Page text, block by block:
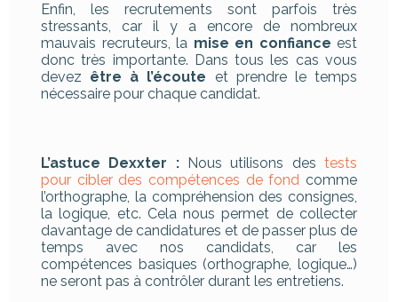
Enfin, les recrutements sont parfois très
stressants, car il y a encore de nombreux
mauvais recruteurs, la mise en confiance est
donc très importante. Dans tous les cas vous
devez être à l’écoute et prendre le temps
nécessaire pour chaque candidat.
L’astuce Dexxter :Nous utilisons destests
pour cibler des compétences de fond comme
l’orthographe, la compréhension des consignes,
la logique, etc. Cela nous permet de collecter
davantage de candidatures et de passer plus de
temps avec nos candidats, car les
compétences basiques (orthographe, logique…)
ne seront pas à contrôler durant les entretiens.